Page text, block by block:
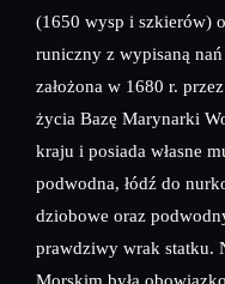
(1650 wysp i szkierów)
runiczny z wypisaną
założona w 1680 r.
życia Bazę Marynarki
kraju i posiada własne
podwodna, łódź do
dziobowe oraz
prawdziwy wrak statku.
Morskim była